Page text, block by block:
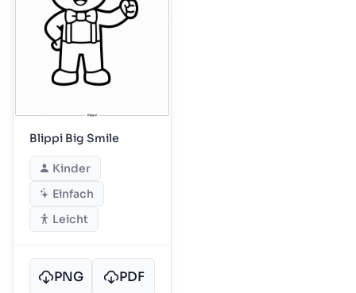
Blippi Big Smile
Kinder
Einfach
Leicht
PNG PDF